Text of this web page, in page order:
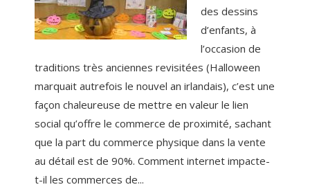
des dessins
d’enfants, à
l’occasion de
traditions très anciennes revisitées (Halloween
marquait autrefois le nouvel an irlandais), c’est une
façon chaleureuse de mettre en valeur le lien
social qu’offre le commerce de proximité, sachant
que la part du commerce physique dans la vente
au détail est de 90%. Comment internet impacte-
t-il les commerces de...